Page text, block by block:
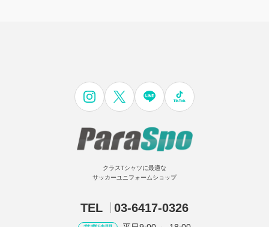
クラスTシャツに最適な
サッカーユニフォームショップ
TEL 03-6417-0326